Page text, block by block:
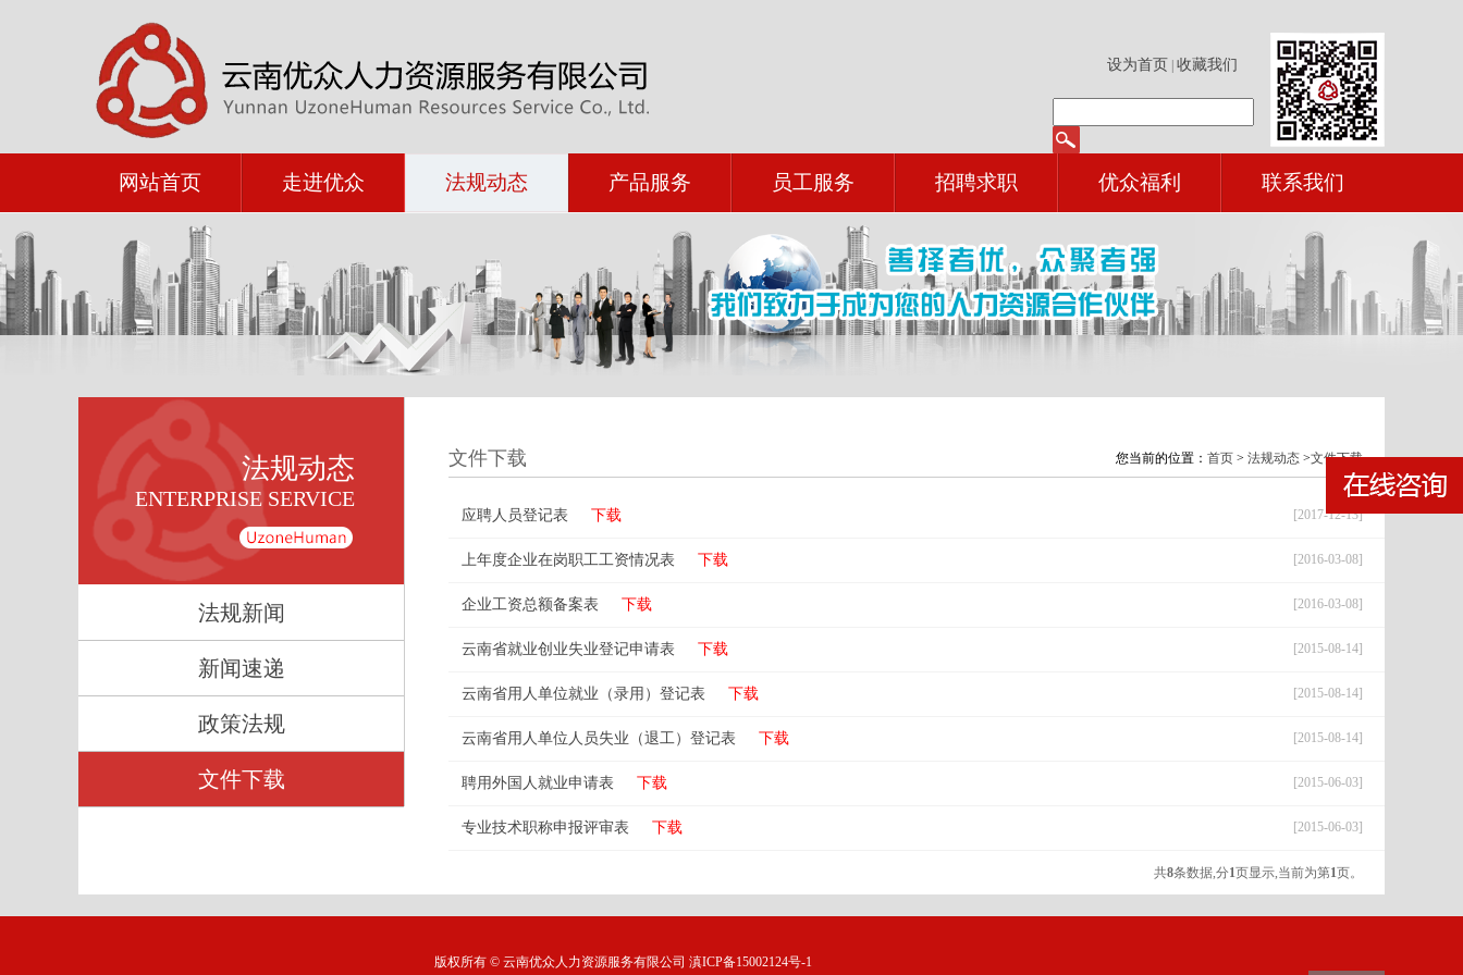
设为首页 收藏我们
网站首页 走进优众 法规动态 产品服务 员工服务 招聘求职 优众福利 联系我们
法规动态
ENTERPRISE SERVICE
法规新闻
新闻速递
政策法规
文件下载
您当前的位置： 首页 > 法规动态 >文件下载
文件下载
[2017-12-13]
应聘人员登记表 下载
[2016-03-08]
上年度企业在岗职工工资情况表 下载
[2016-03-08]
企业工资总额备案表 下载
[2015-08-14]
云南省就业创业失业登记申请表 下载
[2015-08-14]
云南省用人单位就业（录用）登记表 下载
[2015-08-14]
云南省用人单位人员失业（退工）登记表 下载
[2015-06-03]
聘用外国人就业申请表 下载
[2015-06-03]
专业技术职称申报评审表 下载
共8条数据,分1页显示,当前为第1页。
版权所有 © 云南优众人力资源服务有限公司 滇ICP备15002124号-1